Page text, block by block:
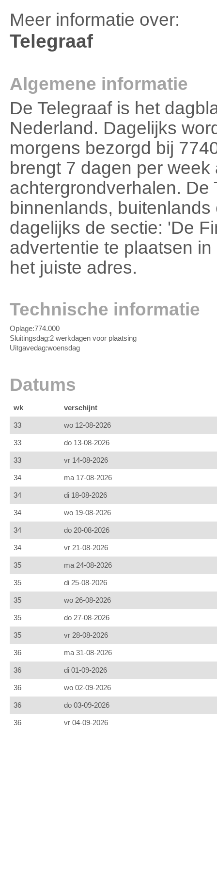
Meer informatie over:
Telegraaf
Algemene informatie
De Telegraaf is het
Nederland. Dagelijks
morgens bezorgd bij
brengt 7 dagen per
achtergrondverhalen. De
binnenlands,
dagelijks de sectie: 'De
advertentie te plaatsen
het juiste adres.
Technische informatie
Oplage:774.000
Sluitingsdag:2 werkdagen voor plaatsing
Uitgavedag:woensdag
Datums
wk verschijnt
33 wo 12-08-2026
33 do 13-08-2026
33 vr 14-08-2026
34 ma 17-08-2026
34 di 18-08-2026
34 wo 19-08-2026
34 do 20-08-2026
34 vr 21-08-2026
35 ma 24-08-2026
35 di 25-08-2026
35 wo 26-08-2026
35 do 27-08-2026
35 vr 28-08-2026
36 ma 31-08-2026
36 di 01-09-2026
36 wo 02-09-2026
36 do 03-09-2026
36 vr 04-09-2026